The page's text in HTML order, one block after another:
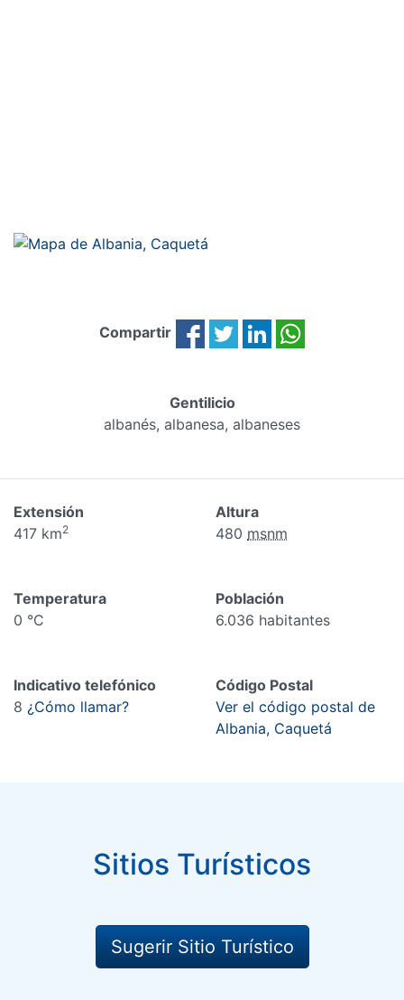
Compartir
Gentilicio
albanés, albanesa, albaneses
Extensión
417 km2
Altura
480 msnm
Temperatura
0 °C
Población
6.036 habitantes
Indicativo telefónico
8 ¿Cómo llamar?
Código Postal
Ver el código postal de
Albania, Caquetá
Sitios Turísticos
Sugerir Sitio Turístico